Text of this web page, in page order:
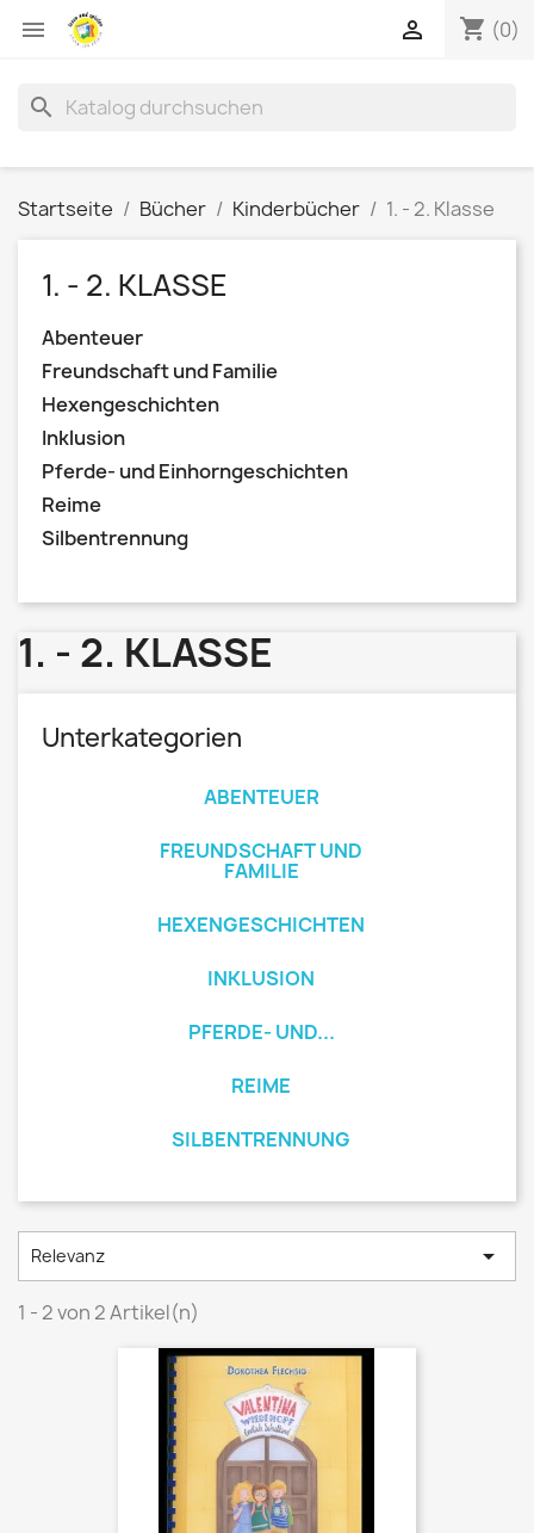
 shopping_cart (0)

search
Startseite Bücher Kinderbücher 1. - 2. Klasse
1. - 2. KLASSE
Abenteuer
Freundschaft und Familie
Hexengeschichten
Inklusion
Pferde- und Einhorngeschichten
Reime
Silbentrennung
1. - 2. KLASSE
Unterkategorien
ABENTEUER
FREUNDSCHAFT UND
FAMILIE
HEXENGESCHICHTEN
INKLUSION
PFERDE- UND...
REIME
SILBENTRENNUNG
Relevanz 
1 - 2 von 2 Artikel(n)